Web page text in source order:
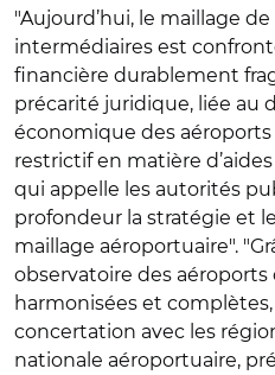
"Aujourd’hui, le maillage
intermédiaires est
financière durablement
précarité juridique, liée au
économique des
restrictif en matière
qui appelle les autorités
profondeur la stratégie et
maillage aéroportuaire".
observatoire des
harmonisées et
concertation avec les
nationale aéroportuaire,